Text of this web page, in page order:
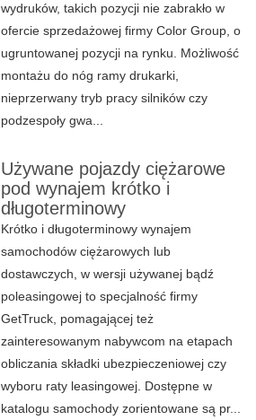
wydruków, takich pozycji nie zabrakło w
ofercie sprzedażowej firmy Color Group, o
ugruntowanej pozycji na rynku. Możliwość
montażu do nóg ramy drukarki,
nieprzerwany tryb pracy silników czy
podzespoły gwa...
Używane pojazdy ciężarowe
pod wynajem krótko i
długoterminowy
Krótko i długoterminowy wynajem
samochodów ciężarowych lub
dostawczych, w wersji używanej bądź
poleasingowej to specjalność firmy
GetTruck, pomagającej też
zainteresowanym nabywcom na etapach
obliczania składki ubezpieczeniowej czy
wyboru raty leasingowej. Dostępne w
katalogu samochody zorientowane są pr...